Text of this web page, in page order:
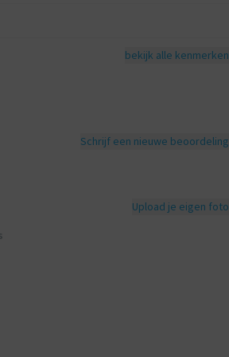
bekijk alle kenmerken
Schrijf een nieuwe beoordeling
Upload je eigen foto